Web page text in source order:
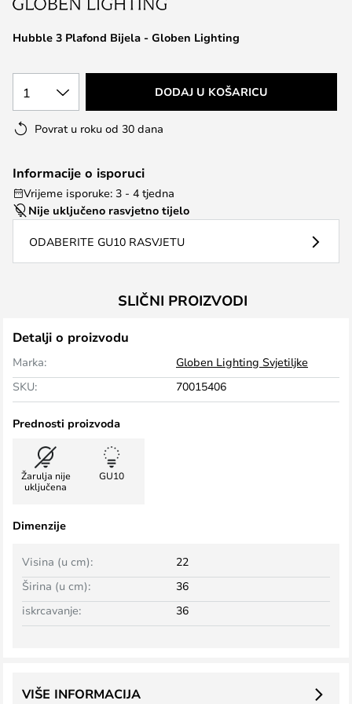
images
Hubble 3 Plafond Bijela - Globen Lighting
1 DODAJ U KOŠARICU
Povrat u roku od 30 dana
Informacije o isporuci
Vrijeme isporuke: 3 - 4 tjedna
Nije uključeno rasvjetno tijelo
ODABERITE GU10 RASVJETU
SLIČNI PROIZVODI
Detalji o proizvodu
Marka:
Globen Lighting Svjetiljke
SKU:
70015406
Prednosti proizvoda
Žarulja nije
uključena
GU10
Dimenzije
Širina (u cm): 36
Visina (u cm): 22
iskrcavanje: 36
VIŠE INFORMACIJA